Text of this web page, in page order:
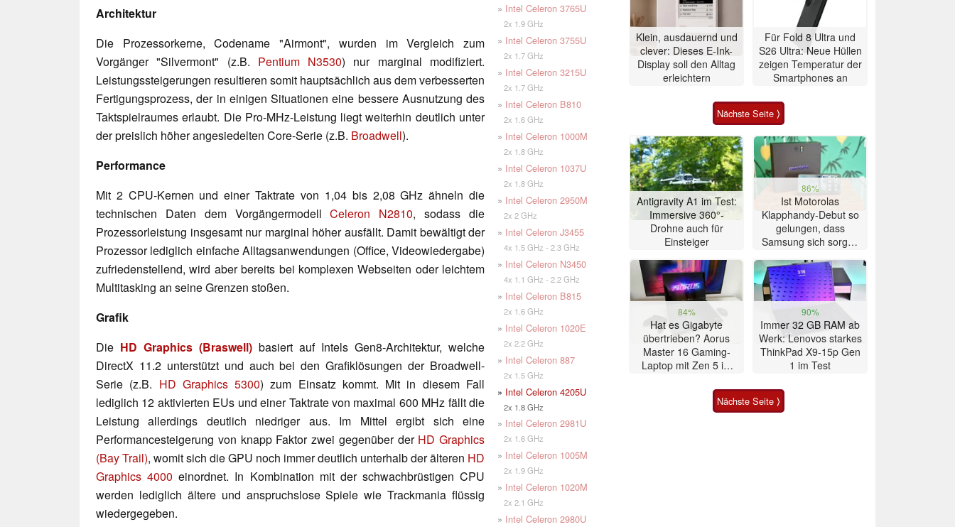
Architektur
Die Prozessorkerne, Codename "Airmont", wurden im Vergleich zum
Vorgänger "Silvermont" (z.B. Pentium N3530) nur marginal modifiziert.
Leistungssteigerungen resultieren somit hauptsächlich aus dem verbesserten
Fertigungsprozess, der in einigen Situationen eine bessere Ausnutzung des
Taktspielraumes erlaubt. Die Pro-MHz-Leistung liegt weiterhin deutlich unter
der preislich höher angesiedelten Core-Serie (z.B. Broadwell).
Performance
Mit 2 CPU-Kernen und einer Taktrate von 1,04 bis 2,08 GHz ähneln die
technischen Daten dem VorgängermodellCeleron N2810, sodass die
Prozessorleistung insgesamt nur marginal höher ausfällt. Damit bewältigt der
Prozessor lediglich einfache Alltagsanwendungen (Office, Videowiedergabe)
zufriedenstellend, wird aber bereits bei komplexen Webseiten oder leichtem
Multitasking an seine Grenzen stoßen.
Grafik
Die HD Graphics (Braswell) basiert auf Intels Gen8-Architektur, welche
DirectX 11.2 unterstützt und auch bei den Grafiklösungen der Broadwell-
Serie (z.B. HD Graphics 5300) zum Einsatz kommt. Mit in diesem Fall
lediglich 12 aktivierten EUs und einer Taktrate von maximal 600 MHz fällt die
Leistung allerdings deutlich niedriger aus. Im Mittel ergibt sich eine
Performancesteigerung von knapp Faktor zwei gegenüber der HD Graphics
(Bay Trail), womit sich die GPU noch immer deutlich unterhalb der älteren HD
Graphics 4000 einordnet. In Kombination mit der schwachbrüstigen CPU
werden lediglich ältere und anspruchslose Spiele wie Trackmania flüssig
wiedergegeben.
» Intel Celeron 3765U
2x 1.9 GHz
» Intel Celeron 3755U
2x 1.7 GHz
» Intel Celeron 3215U
2x 1.7 GHz
» Intel Celeron B810
2x 1.6 GHz
» Intel Celeron 1000M
2x 1.8 GHz
» Intel Celeron 1037U
2x 1.8 GHz
» Intel Celeron 2950M
2x 2 GHz
» Intel Celeron J3455
4x 1.5 GHz - 2.3 GHz
» Intel Celeron N3450
4x 1.1 GHz - 2.2 GHz
» Intel Celeron B815
2x 1.6 GHz
» Intel Celeron 1020E
2x 2.2 GHz
» Intel Celeron 887
2x 1.5 GHz
» Intel Celeron 4205U
2x 1.8 GHz
» Intel Celeron 2981U
2x 1.6 GHz
» Intel Celeron 1005M
2x 1.9 GHz
» Intel Celeron 1020M
2x 2.1 GHz
» Intel Celeron 2980U
Klein, ausdauernd und
clever: Dieses E-Ink-
Display soll den Alltag
erleichtern
Für Fold 8 Ultra und
S26 Ultra: Neue Hüllen
zeigen Temperatur der
Smartphones an
Nächste Seite ⟩
Antigravity A1 im Test:
Immersive 360°-
Drohne auch für
Einsteiger
86%
Ist Motorolas
Klapphandy-Debut so
gelungen, dass
Samsung sich sorgen
Smartphone im Test
84%
Hat es Gigabyte
übertrieben? Aorus
Master 16 Gaming-
Laptop mit Zen 5 im
90%
Immer 32 GB RAM ab
Werk: Lenovos starkes
ThinkPad X9-15p Gen
1 im Test
Nächste Seite ⟩